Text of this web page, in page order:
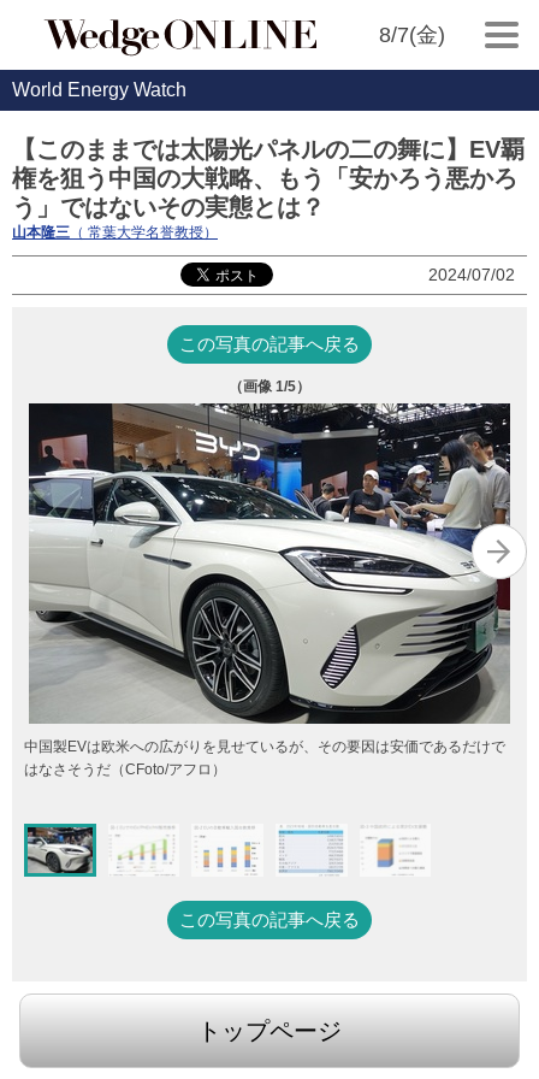
8/7(金)
World Energy Watch
【このままでは太陽光パネルの二の舞に】EV覇
権を狙う中国の大戦略、もう「安かろう悪かろ
う」ではないその実態とは？
山本隆三 （ 常葉大学名誉教授）
2024/07/02
この写真の記事へ戻る
（画像 1/5）
中国製EVは欧米への広がりを見せているが、その要因は安価であるだけで
はなさそうだ（CFoto/アフロ）
この写真の記事へ戻る
トップページ